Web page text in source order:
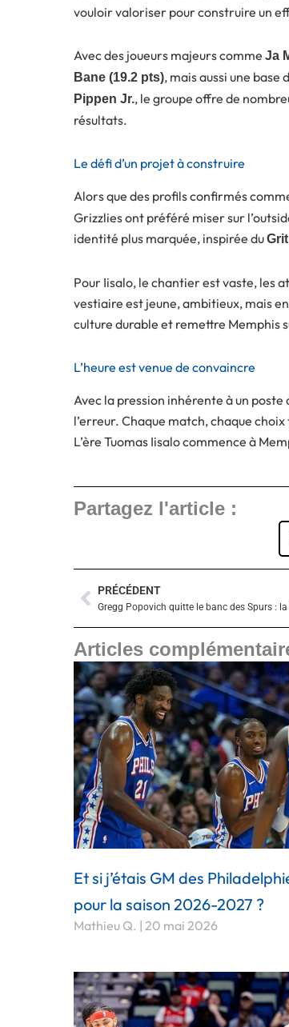
vouloir valoriser pour construire un
Avec des joueurs majeurs comme Ja
Bane (19.2 pts), mais aussi une
Pippen Jr., le groupe offre de
résultats.
Le défi d’un projet à construire
Alors que des profils confirmés
Grizzlies ont préféré miser sur
identité plus marquée, inspirée du
Pour Iisalo, le chantier est vaste, les
vestiaire est jeune, ambitieux, mais
culture durable et remettre Memphis
L’heure est venue de convaincre
Avec la pression inhérente à un
l’erreur. Chaque match, chaque
L’ère Tuomas Iisalo commence à
Partagez l'article :
Précédent
PRÉCÉDENT
Articles
Et si j’étais GM des
pour la saison 2026-2027 ?
Mathieu Q. 20 mai 2026